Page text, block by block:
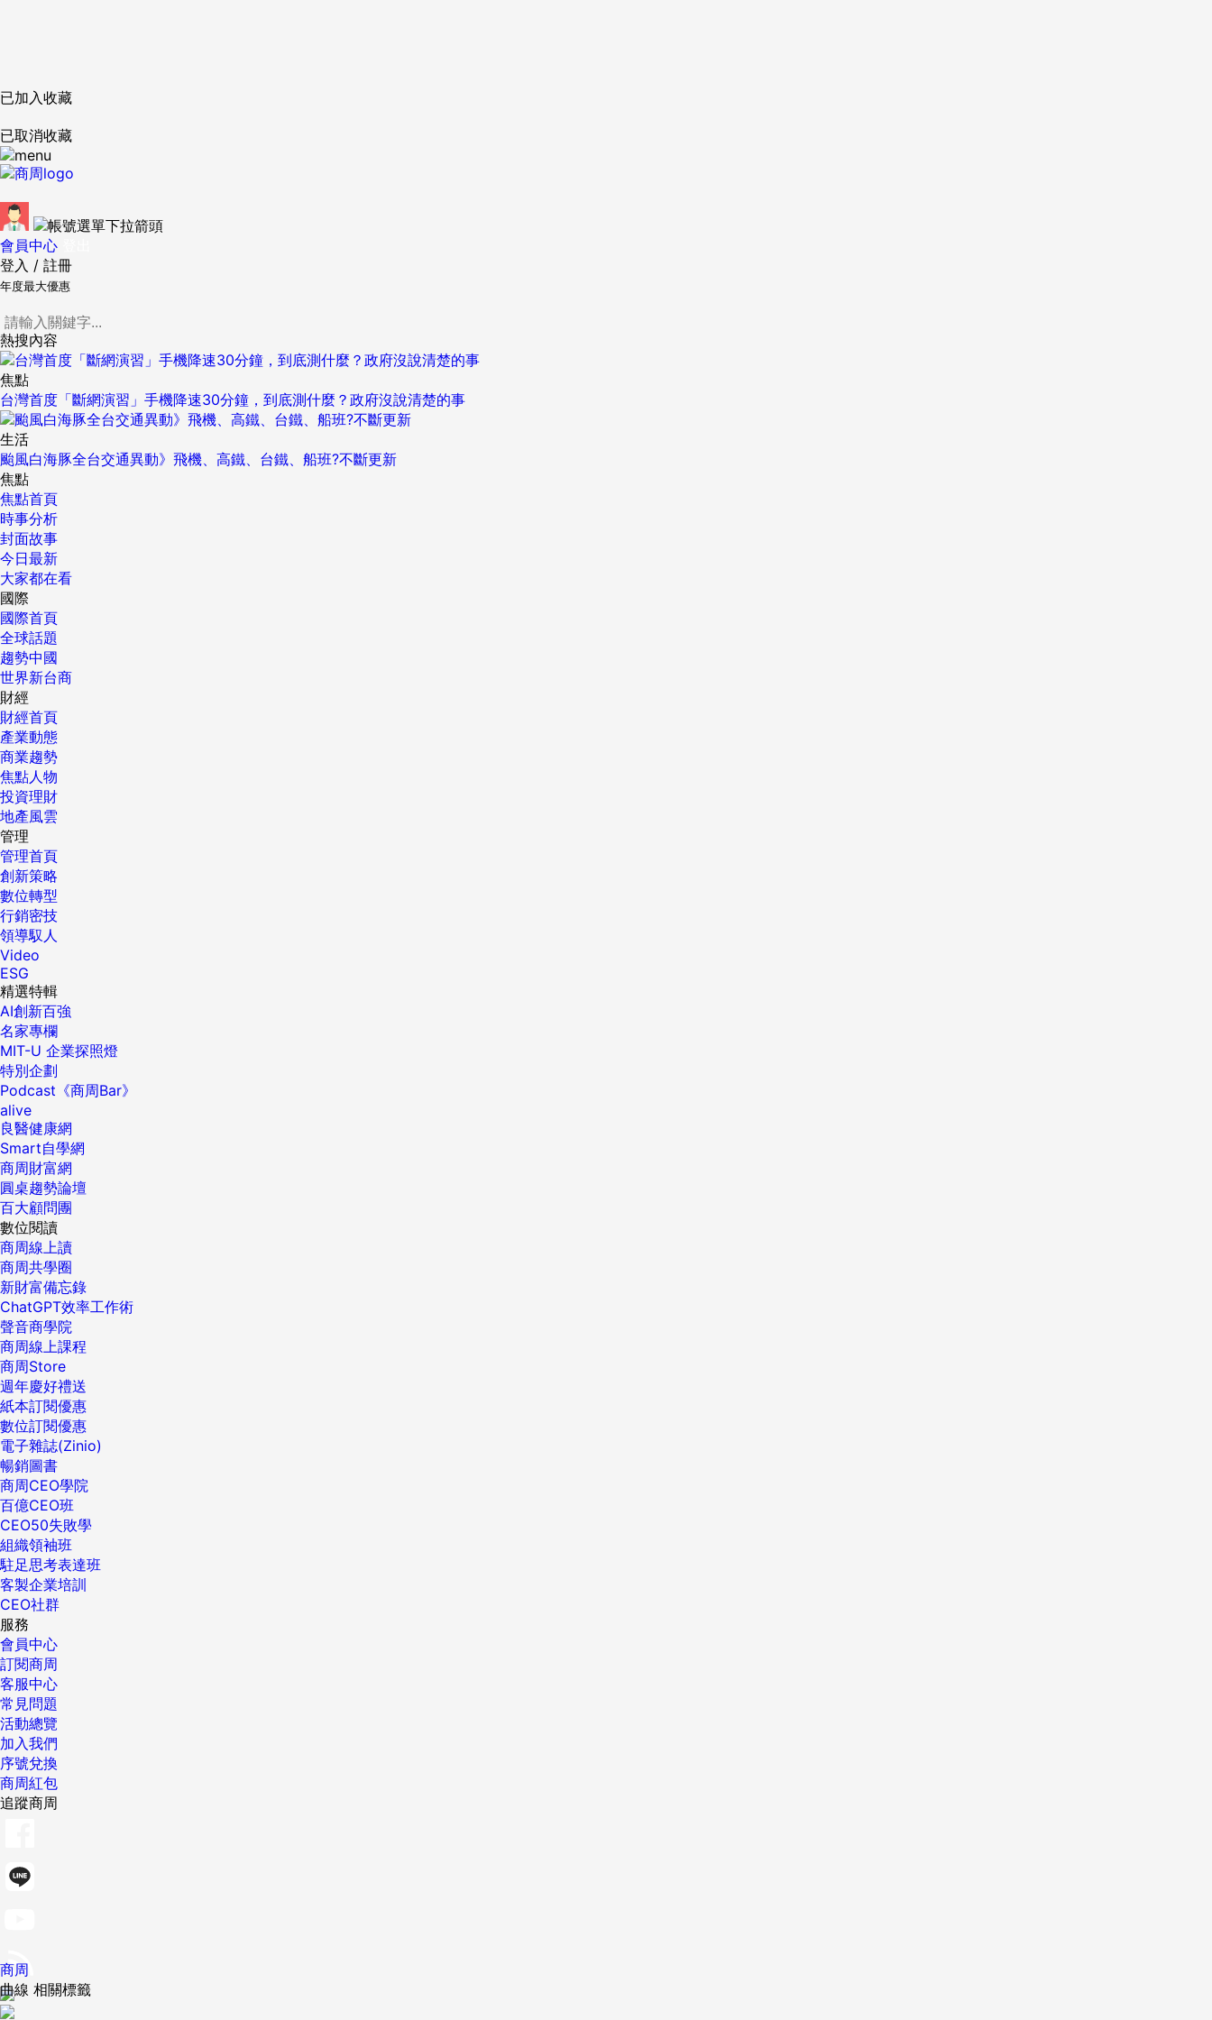
已加入收藏
已取消收藏
會員中心
登入 / 註冊
年度最大優惠
熱搜內容
焦點
台灣首度「斷網演習」手機降速30分鐘，到底測什麼？政府沒說清楚的事
生活
颱風白海豚全台交通異動》飛機、高鐵、台鐵、船班?不斷更新
焦點
焦點首頁
時事分析
封面故事
今日最新
大家都在看
國際
國際首頁
全球話題
趨勢中國
世界新台商
財經
財經首頁
產業動態
商業趨勢
焦點人物
投資理財
地產風雲
管理
管理首頁
創新策略
數位轉型
行銷密技
領導馭人
Video
ESG
精選特輯
AI創新百強
名家專欄
MIT-U 企業探照燈
特別企劃
Podcast《商周Bar》
alive
良醫健康網
Smart自學網
商周財富網
圓桌趨勢論壇
百大顧問團
數位閱讀
商周線上讀
商周共學圈
新財富備忘錄
ChatGPT效率工作術
聲音商學院
商周線上課程
商周Store
週年慶好禮送
紙本訂閱優惠
數位訂閱優惠
電子雜誌(Zinio)
暢銷圖書
商周CEO學院
百億CEO班
CEO50失敗學
組織領袖班
駐足思考表達班
客製企業培訓
CEO社群
服務
會員中心
訂閱商周
客服中心
常見問題
活動總覽
加入我們
序號兌換
商周紅包
追蹤商周
商周
曲線 相關標籤